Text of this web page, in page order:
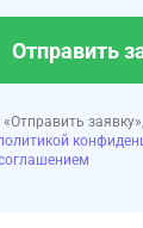
Отправить
заявку»,